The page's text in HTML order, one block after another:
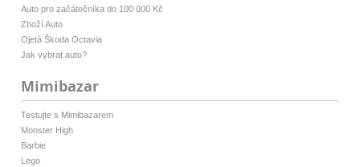
Auto pro začátečníka do 100 000 Kč
Zboží Auto
Ojetá Škoda Octavia
Jak vybrat auto?
Mimibazar
Testujte s Mimibazarem
Monster High
Barbie
Lego